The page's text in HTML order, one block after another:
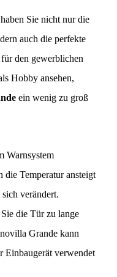
haben Sie nicht nur die
auch die perfekte
den gewerblichen
Hobby ansehen,
ein wenig zu groß
Warnsystem
die Temperatur ansteigt
verändert.
die Tür zu lange
Grande kann
Einbaugerät verwendet